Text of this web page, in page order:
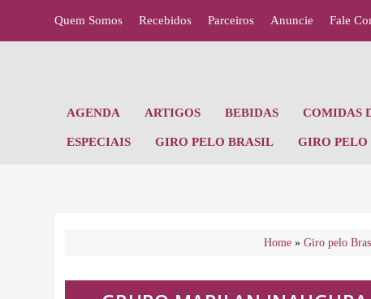
Quem Somos Recebidos Parceiros Anuncie Fale
AGENDA ARTIGOS BEBIDAS COMIDAS
ESPECIAIS GIRO PELO BRASIL GIRO PELO
Home» Giro pelo